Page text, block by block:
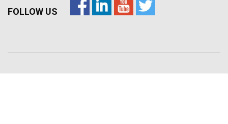
FOLLOW US